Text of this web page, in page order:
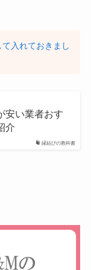
入れておきまし
縁結びの教科書
安い業者おす
介